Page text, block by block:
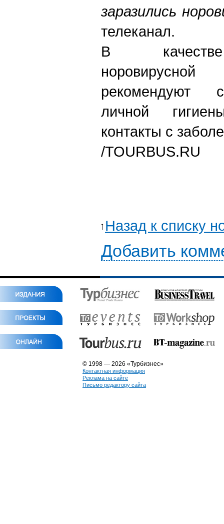
заразились
телеканал.
В качестве
рекомендуют
личной
контакты с
/TOURBUS.RU
Назад к списку
Добавить
© 1998 — 2026 «Турбизнес»
Контактная информация
Реклама на сайте
Письмо редактору сайта